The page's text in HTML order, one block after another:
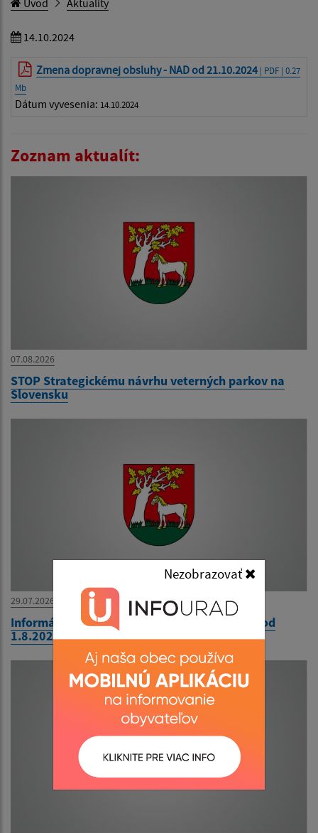
Nezobrazovať
14.10.2024
Zmena dopravnej obsluhy - NAD od 21.10.2024 | PDF | 0.27
Mb
Dátum vyvesenia: 14.10.2024
Zoznam aktualít:
07.08.2026
STOP Strategickému návrhu veterných parkov na
Slovensku
29.07.2026
Informácia o zmenách cestovných poriadkov od
1.8.2026